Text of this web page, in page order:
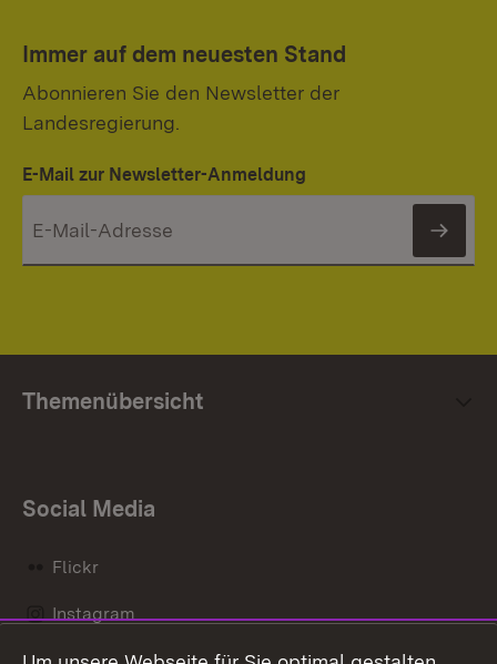
Immer auf dem neuesten Stand
Abonnieren Sie den Newsletter der
Landesregierung.
E-Mail zur Newsletter-Anmeldung
Themenübersicht
Social Media
Flickr
Instagram